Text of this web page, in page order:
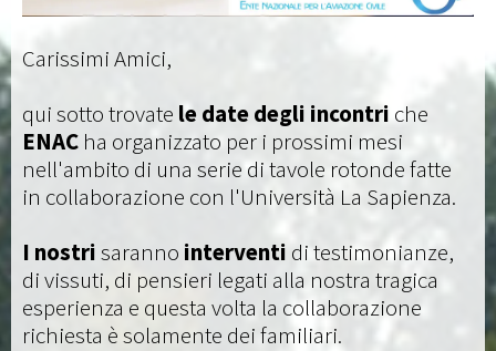
Carissimi Amici,
qui sotto trovate le date degli incontri che
ENAC ha organizzato per i prossimi mesi
nell'ambito di una serie di tavole rotonde fatte
in collaborazione con l'Università La Sapienza.
I nostrisaranno interventi di testimonianze,
di vissuti, di pensieri legati alla nostra tragica
esperienza e questa volta la collaborazione
richiesta è solamente dei familiari.